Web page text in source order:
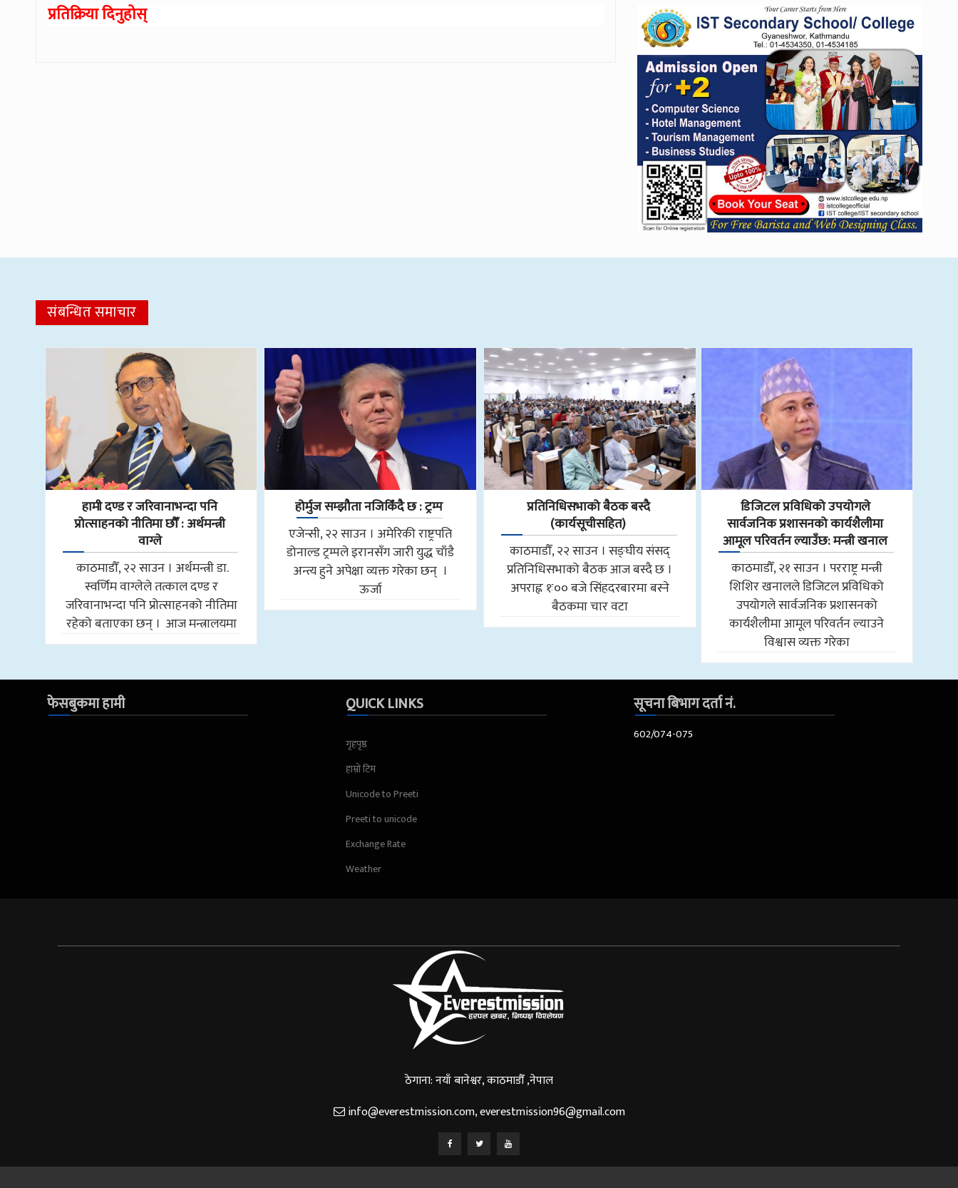
प्रतिक्रिया दिनुहोस्
संबन्धित समाचार
हामी दण्ड र जरिवानाभन्दा पनि
प्रोत्साहनको नीतिमा छौँ : अर्थमन्त्री
वाग्ले
काठमाडौँ, २२ साउन । अर्थमन्त्री डा.
स्वर्णिम वाग्लेले तत्काल दण्ड र
जरिवानाभन्दा पनि प्रोत्साहनको नीतिमा
रहेको बताएका छन् । आज मन्त्रालयमा
होर्मुज सम्झौता नजिकिँदै छ : ट्रम्प
एजेन्सी, २२ साउन । अमेरिकी राष्ट्रपति
डोनाल्ड ट्रम्पले इरानसँग जारी युद्ध चाँडै
अन्त्य हुने अपेक्षा व्यक्त गरेका छन् ।
ऊर्जा
प्रतिनिधिसभाको बैठक बस्दै
(कार्यसूचीसहित)
काठमाडौँ, २२ साउन । सङ्घीय संसद्
प्रतिनिधिसभाको बैठक आज बस्दै छ ।
अपराह्न १ः०० बजे सिंहदरबारमा बस्ने
बैठकमा चार वटा
डिजिटल प्रविधिको उपयोगले
सार्वजनिक प्रशासनको कार्यशैलीमा
आमूल परिवर्तन ल्याउँछ: मन्त्री खनाल
काठमाडौँ, २१ साउन । परराष्ट्र मन्त्री
शिशिर खनालले डिजिटल प्रविधिको
उपयोगले सार्वजनिक प्रशासनको
कार्यशैलीमा आमूल परिवर्तन ल्याउने
विश्वास व्यक्त गरेका
फेसबुकमा हामी QUICK LINKS
गृहपृष्ठ
हाम्रो टिम
Unicode to Preeti
Preeti to unicode
Exchange Rate
Weather
सूचना बिभाग दर्ता नं.
602/074-075
ठेगाना: नयाँ बानेश्वर, काठमाडौँ ,नेपाल
info@everestmission.com,everestmission96@gmail.com